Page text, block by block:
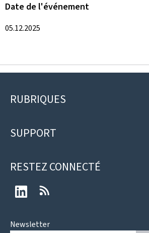
Date de l'événement
05.12.2025
Pied
page
RUBRIQUES
SUPPORT
RESTEZ CONNECTÉ
LinkedIn
Newsletter